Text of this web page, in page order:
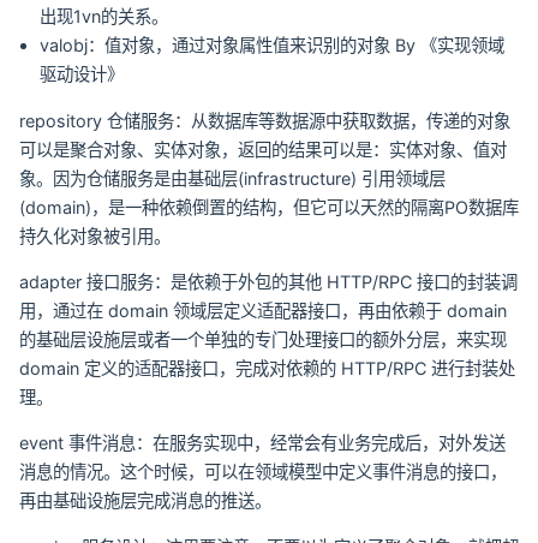
出现1vn的关系。
valobj：值对象，通过对象属性值来识别的对象 By 《实现领域
驱动设计》
repository 仓储服务：从数据库等数据源中获取数据，传递的对象
可以是聚合对象、实体对象，返回的结果可以是：实体对象、值对
象。因为仓储服务是由基础层(infrastructure) 引用领域层
(domain)，是一种依赖倒置的结构，但它可以天然的隔离PO数据库
持久化对象被引用。
adapter 接口服务：是依赖于外包的其他 HTTP/RPC 接口的封装调
用，通过在 domain 领域层定义适配器接口，再由依赖于 domain
的基础层设施层或者一个单独的专门处理接口的额外分层，来实现
domain 定义的适配器接口，完成对依赖的 HTTP/RPC 进行封装处
理。
event 事件消息：在服务实现中，经常会有业务完成后，对外发送
消息的情况。这个时候，可以在领域模型中定义事件消息的接口，
再由基础设施层完成消息的推送。